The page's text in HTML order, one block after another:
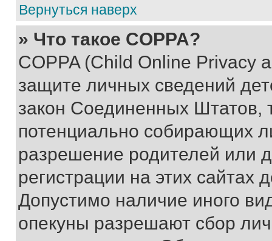
Вернуться наверх
» Что такое COPPA?
COPPA (Child Online Privacy
защите личных сведений
закон Соединенных Штатов,
потенциально собирающих
разрешение родителей или
регистрации на этих сайтах
Допустимо наличие иного
опекуны разрешают сбор